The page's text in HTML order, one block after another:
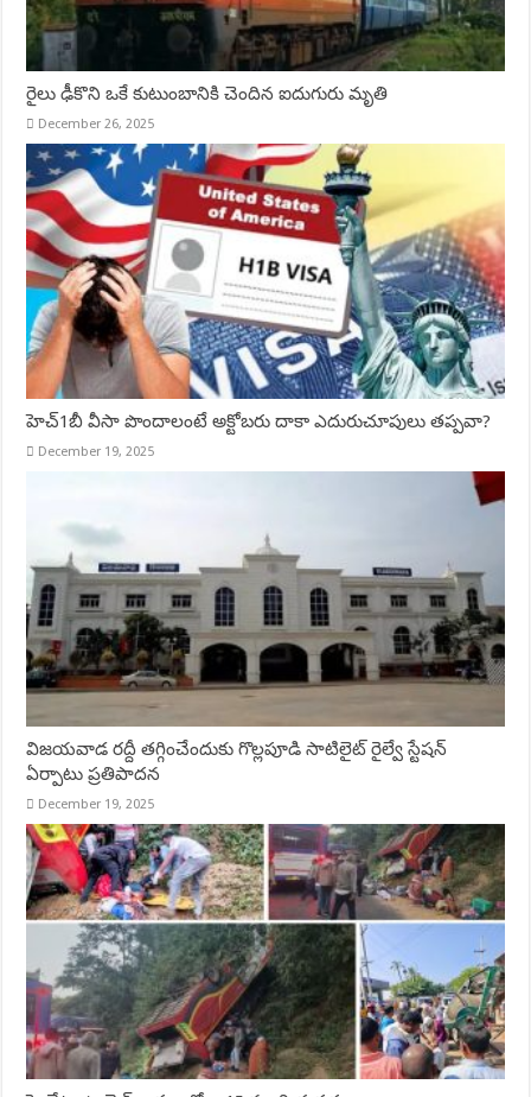
రైలు ఢీకొని ఒకే కుటుంబానికి చెందిన ఐదుగురు మృతి
December 26, 2025
హెచ్‌1బీ వీసా పొందాలంటే అక్టోబరు దాకా ఎదురుచూపులు తప్పవా?
December 19, 2025
విజయవాడ రద్దీ తగ్గించేందుకు గొల్లపూడి సాటిలైట్ రైల్వే స్టేషన్
ఏర్పాటు ప్రతిపాదన
December 19, 2025